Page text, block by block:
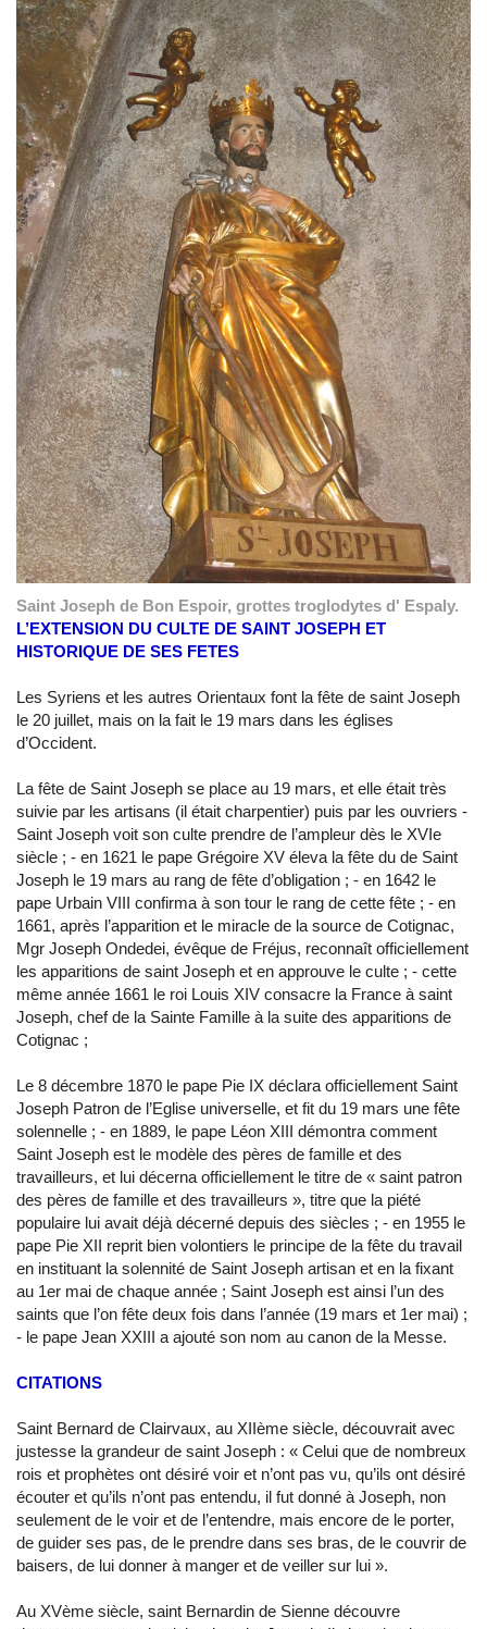
Saint Joseph de Bon Espoir, grottes troglodytes d' Espaly.
L’EXTENSION DU CULTE DE SAINT JOSEPH ET
HISTORIQUE DE SES FETES
Les Syriens et les autres Orientaux font la fête de saint Joseph
le 20 juillet, mais on la fait le 19 mars dans les églises
d’Occident.
La fête de Saint Joseph se place au 19 mars, et elle était très
suivie par les artisans (il était charpentier) puis par les ouvriers -
Saint Joseph voit son culte prendre de l’ampleur dès le XVIe
siècle ; - en 1621 le pape Grégoire XV éleva la fête du de Saint
Joseph le 19 mars au rang de fête d’obligation ; - en 1642 le
pape Urbain VIII confirma à son tour le rang de cette fête ; - en
1661, après l’apparition et le miracle de la source de Cotignac,
Mgr Joseph Ondedei, évêque de Fréjus, reconnaît officiellement
les apparitions de saint Joseph et en approuve le culte ; - cette
même année 1661 le roi Louis XIV consacre la France à saint
Joseph, chef de la Sainte Famille à la suite des apparitions de
Cotignac ;
Le 8 décembre 1870 le pape Pie IX déclara officiellement Saint
Joseph Patron de l’Eglise universelle, et fit du 19 mars une fête
solennelle ; - en 1889, le pape Léon XIII démontra comment
Saint Joseph est le modèle des pères de famille et des
travailleurs, et lui décerna officiellement le titre de « saint patron
des pères de famille et des travailleurs », titre que la piété
populaire lui avait déjà décerné depuis des siècles ; - en 1955 le
pape Pie XII reprit bien volontiers le principe de la fête du travail
en instituant la solennité de Saint Joseph artisan et en la fixant
au 1er mai de chaque année ; Saint Joseph est ainsi l’un des
saints que l’on fête deux fois dans l’année (19 mars et 1er mai) ;
- le pape Jean XXIII a ajouté son nom au canon de la Messe.
CITATIONS
Saint Bernard de Clairvaux, au XIIème siècle, découvrait avec
justesse la grandeur de saint Joseph : « Celui que de nombreux
rois et prophètes ont désiré voir et n’ont pas vu, qu’ils ont désiré
écouter et qu’ils n’ont pas entendu, il fut donné à Joseph, non
seulement de le voir et de l’entendre, mais encore de le porter,
de guider ses pas, de le prendre dans ses bras, de le couvrir de
baisers, de lui donner à manger et de veiller sur lui ».
Au XVème siècle, saint Bernardin de Sienne découvre